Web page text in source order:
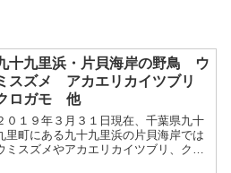
十九里浜・片貝海岸の野鳥 ウ
スズメ アカエリカイツブリ
ロガモ 他
０１９年３月３１日現在、千葉県九十
里町にある九十九里浜の片貝海岸では
ミスズメやアカエリカイツブリ、クロ